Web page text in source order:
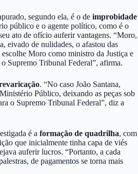
segundo ela, é o de improbidade
público e o agente político, como é o
ato de ofício auferir vantagens. “Moro,
eivado de nulidades, o afastou das
Moro como ministro da Justiça e
Supremo Tribunal Federal”, afirma.
. “No caso João Santana,
Público, deixando as peças sob
o Supremo Tribunal Federal”, diz a
é a formação de quadrilha, com
que inicialmente tinha capa de viés
auferir lucros. “Portanto, a cada
de pagamentos se torna mais